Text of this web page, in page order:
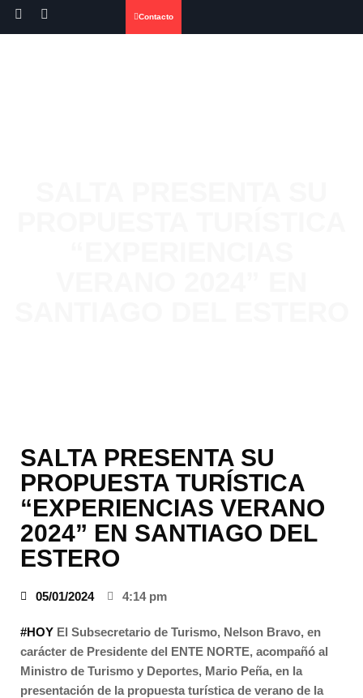
Contacto
SALTA PRESENTA SU
PROPUESTA TURÍSTICA
“EXPERIENCIAS VERANO
2024” EN SANTIAGO DEL
ESTERO
05/01/2024 4:14 pm
#HOY El Subsecretario de Turismo, Nelson Bravo, en
carácter de Presidente del ENTE NORTE, acompañó al
Ministro de Turismo y Deportes, Mario Peña, en la
presentación de la propuesta turística de verano de la